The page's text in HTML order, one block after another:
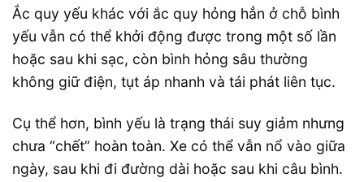
Ắc quy yếu khác với ắc quy hỏng hẳn ở chỗ bình
yếu vẫn có thể khởi động được trong một số lần
hoặc sau khi sạc, còn bình hỏng sâu thường
không giữ điện, tụt áp nhanh và tái phát liên tục.
Cụ thể hơn, bình yếu là trạng thái suy giảm nhưng
chưa “chết” hoàn toàn. Xe có thể vẫn nổ vào giữa
ngày, sau khi đi đường dài hoặc sau khi câu bình.